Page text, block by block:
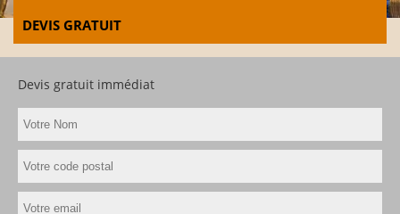
DEVIS GRATUIT
Devis gratuit immédiat